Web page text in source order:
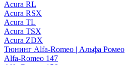
Acura RL
Acura RSX
Acura TL
Acura TSX
Acura ZDX
Тюнинг Alfa-Romeo | Альфа Ромео
Alfa-Romeo 147